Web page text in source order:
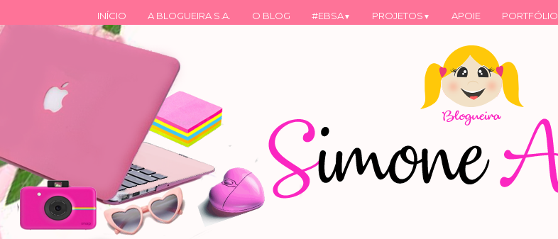
INÍCIO A BLOGUEIRA S.A. O BLOG #EBSA▼ PROJETOS ▼ APOIE PORTFÓLIO